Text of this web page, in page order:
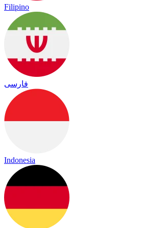
Filipino
فارسی
Indonesia